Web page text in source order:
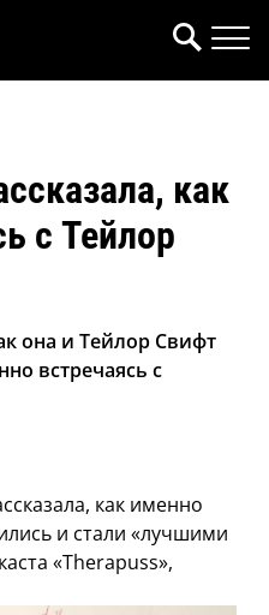
как
с Тейлор
она и Тейлор Свифт
встречаясь с
как именно
и стали «лучшими
«Therapuss»,